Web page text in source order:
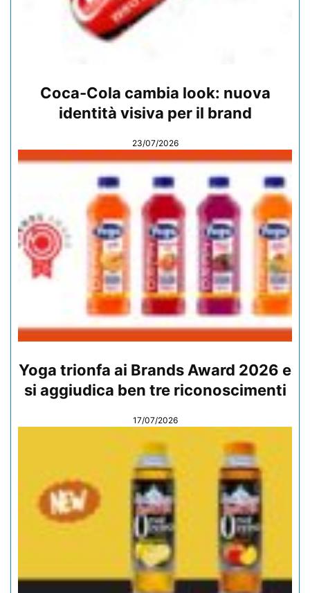
Coca-Cola cambia look: nuova
identità visiva per il brand
23/07/2026
Yoga trionfa ai Brands Award 2026 e
si aggiudica ben tre riconoscimenti
17/07/2026